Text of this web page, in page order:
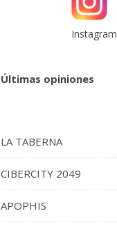
Instagram
Últimas opiniones
LA TABERNA
CIBERCITY 2049
APOPHIS